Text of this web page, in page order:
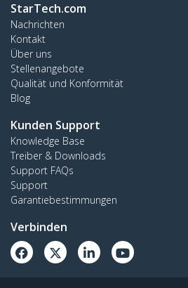
StarTech.com
Nachrichten
Kontakt
Über uns
Stellenangebote
Qualität und Konformität
Blog
Kunden Support
Knowledge Base
Treiber & Downloads
Support FAQs
Support
Garantiebestimmungen
Verbinden